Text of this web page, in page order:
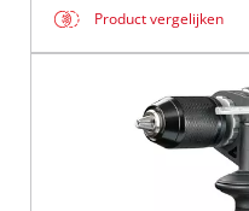
Product vergelijken